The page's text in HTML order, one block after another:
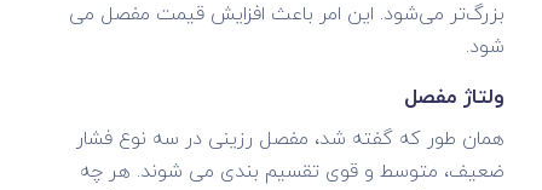
بزرگ‌تر می‌شود. این امر باعث افزایش قیمت مفصل می
شود.
ولتاژ مفصل
همان طور که گفته شد، مفصل رزینی در سه نوع فشار
ضعیف، متوسط و قوی تقسیم بندی می شوند. هر چه